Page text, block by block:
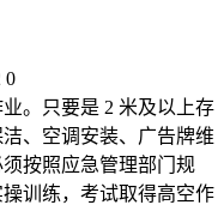
0
。只要是 2 米及以上存
、空调安装、广告牌维
按照应急管理部门规
训练，考试取得高空作